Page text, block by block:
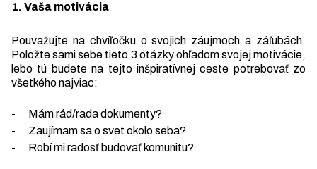
1. Vaša motivácia
Pouvažujte na chvíľočku o svojich záujmoch a záľubách.
Položte sami sebe tieto 3 otázky ohľadom svojej motivácie,
lebo tú budete na tejto inšpiratívnej ceste potrebovať zo
všetkého najviac:
- Mám rád/rada dokumenty?
- Zaujímam sa o svet okolo seba?
- Robí mi radosť budovať komunitu?